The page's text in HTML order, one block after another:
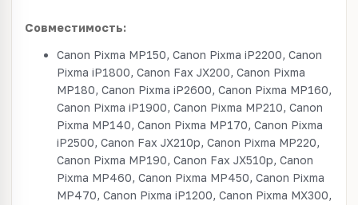
Совместимость:
Canon Pixma MP150, Canon Pixma iP2200, Canon
Pixma iP1800, Canon Fax JX200, Canon Pixma
MP180, Canon Pixma iP2600, Canon Pixma MP160,
Canon Pixma iP1900, Canon Pixma MP210, Canon
Pixma MP140, Canon Pixma MP170, Canon Pixma
iP2500, Canon Fax JX210p, Canon Pixma MP220,
Canon Pixma MP190, Canon Fax JX510p, Canon
Pixma MP460, Canon Pixma MP450, Canon Pixma
MP470, Canon Pixma iP1200, Canon Pixma MX300,